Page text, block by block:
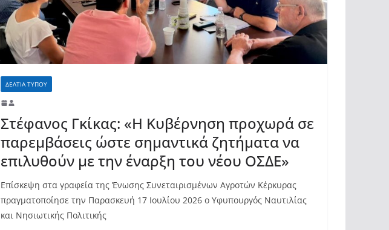
ΔΕΛΤΙΑ ΤΥΠΟΥ
Στέφανος Γκίκας: «Η Κυβέρνηση προχωρά σε
παρεμβάσεις ώστε σημαντικά ζητήματα να
επιλυθούν με την έναρξη του νέου ΟΣΔΕ»
Επίσκεψη στα γραφεία της Ένωσης Συνεταιρισμένων Αγροτών Κέρκυρας
πραγματοποίησε την Παρασκευή 17 Ιουλίου 2026 ο Υφυπουργός Ναυτιλίας
και Νησιωτικής Πολιτικής